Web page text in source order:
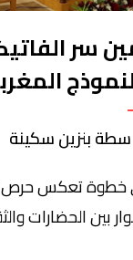
سر
على أرض
بنزين سكينة
تعكس حرص
بين الحضارات